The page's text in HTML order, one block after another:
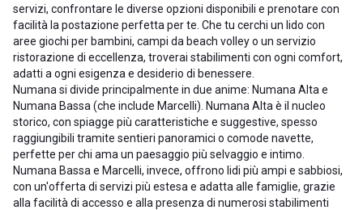
servizi, confrontare le diverse opzioni disponibili e prenotare con
facilità la postazione perfetta per te. Che tu cerchi un lido con
aree giochi per bambini, campi da beach volley o un servizio
ristorazione di eccellenza, troverai stabilimenti con ogni comfort,
adatti a ogni esigenza e desiderio di benessere.
Numana si divide principalmente in due anime: Numana Alta e
Numana Bassa (che include Marcelli). Numana Alta è il nucleo
storico, con spiagge più caratteristiche e suggestive, spesso
raggiungibili tramite sentieri panoramici o comode navette,
perfette per chi ama un paesaggio più selvaggio e intimo.
Numana Bassa e Marcelli, invece, offrono lidi più ampi e sabbiosi,
con un'offerta di servizi più estesa e adatta alle famiglie, grazie
alla facilità di accesso e alla presenza di numerosi stabilimenti